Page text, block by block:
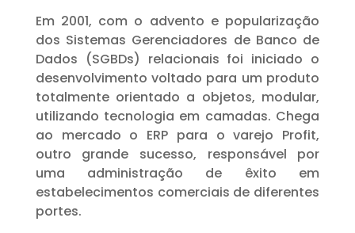
Em 2001, com o advento e popularização
dos Sistemas Gerenciadores de Banco de
Dados (SGBDs) relacionais foi iniciado o
desenvolvimento voltado para um produto
totalmente orientado a objetos, modular,
utilizando tecnologia em camadas. Chega
ao mercado o ERP para o varejo Profit,
outro grande sucesso, responsável por
uma administração de êxito em
estabelecimentos comerciais de diferentes
portes.